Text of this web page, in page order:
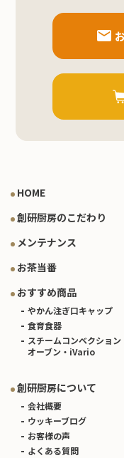
HOME
創研厨房のこだわり
メンテナンス
お茶当番
おすすめ商品
やかん注ぎ口キャップ
食育食器
スチームコンベクション
オーブン・iVario
創研厨房について
会社概要
ウッキーブログ
お客様の声
よくある質問